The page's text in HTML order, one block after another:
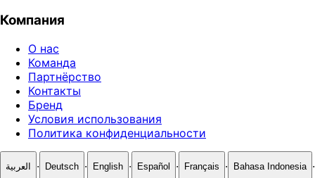
Компания
О нас
Команда
Партнёрство
Контакты
Бренд
Условия использования
Политика конфиденциальности
العربية · Deutsch · English · Español · Français · Bahasa Indonesia ·